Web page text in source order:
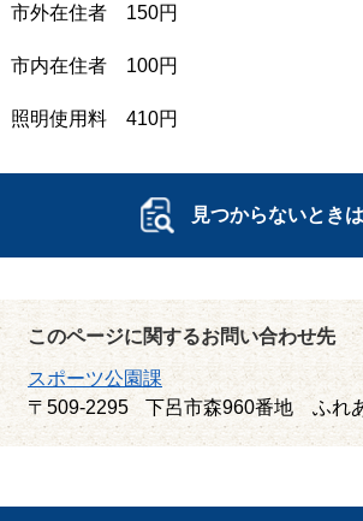
市外在住者 150円
市内在住者 100円
照明使用料 410円
見つからないときは
このページに関するお問い合わせ先
スポーツ公園課
〒509-2295
下呂市森960番地 ふれ